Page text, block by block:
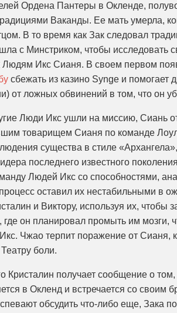
Ордена Пантеры в Окленде,
Ваканды. Ее мать умерла,
В то время как Зак следовал
с Минстриком, чтобы исследовать
Людям Икс Сианя. В своем первом
сбежать из казино Synge и
от ложных обвинений в том, что он
Люди Икс ушли на миссию, Сиань
товарищем Сианя по команде
существа в стиле
последнего известного
Людей Икс со способностями,
процесс оставил их нестабильными в
и Виктору, используя их, чтобы
он планировал промыть им мозги,
Чжао терпит поражение от Сианя,
боли.
Кристалин получает сообщение о
в Окленд и встречается со своим
обсудить что-либо еще, Зака